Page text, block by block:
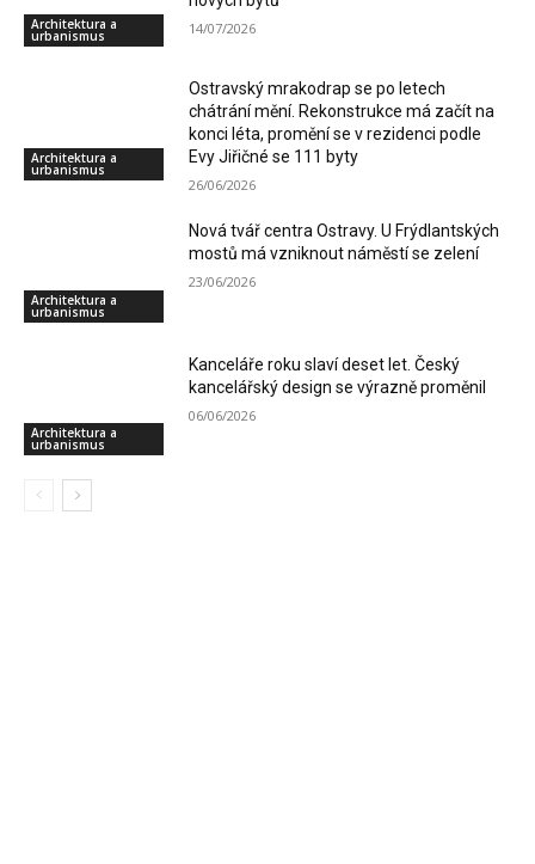
Architektura a
urbanismus 14/07/2026
Architektura a
urbanismus
Ostravský mrakodrap se po letech
chátrání mění. Rekonstrukce má začít na
konci léta, promění se v rezidenci podle
Evy Jiřičné se 111 byty
26/06/2026
Architektura a
urbanismus
Nová tvář centra Ostravy. U Frýdlantských
mostů má vzniknout náměstí se zelení
23/06/2026
Architektura a
urbanismus
Kanceláře roku slaví deset let. Český
kancelářský design se výrazně proměnil
06/06/2026